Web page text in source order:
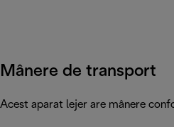
Mânere de transport
Acest aparat lejer are mânere